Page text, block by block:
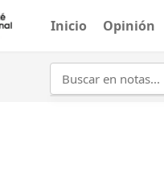
Inicio Opinión